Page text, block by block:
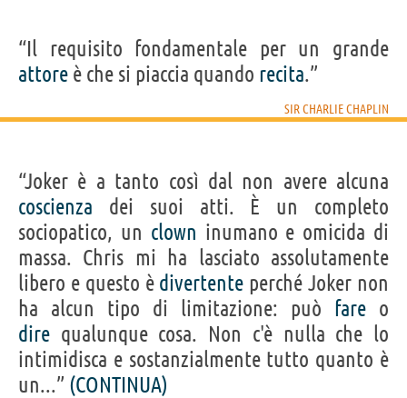
“Il requisito fondamentale per un grande
attore è che si piaccia quando recita.”
SIR CHARLIE CHAPLIN
“Joker è a tanto così dal non avere alcuna
coscienza dei suoi atti. È un completo
sociopatico, un clown inumano e omicida di
massa. Chris mi ha lasciato assolutamente
libero e questo è divertente perché Joker non
ha alcun tipo di limitazione: può fare o
dire qualunque cosa. Non c'è nulla che lo
intimidisca e sostanzialmente tutto quanto è
un...” (CONTINUA)